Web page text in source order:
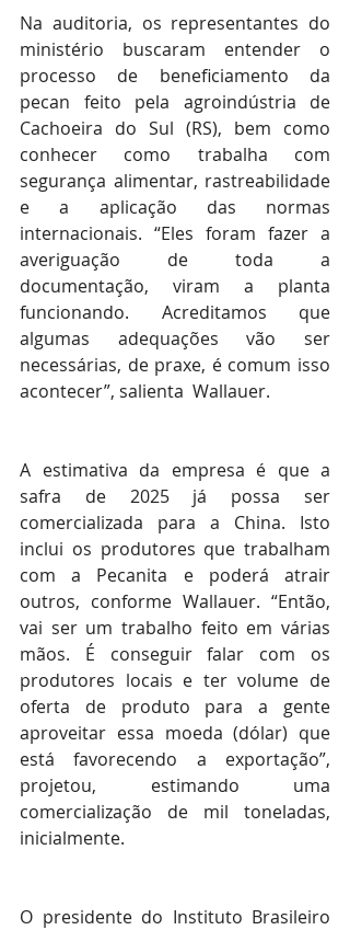
Na auditoria, os representantes do
ministério buscaram entender o
processo de beneficiamento da
pecan feito pela agroindústria de
Cachoeira do Sul (RS), bem como
conhecer como trabalha com
segurança alimentar, rastreabilidade
e a aplicação das normas
internacionais. “Eles foram fazer a
averiguação de toda a
documentação, viram a planta
funcionando. Acreditamos que
algumas adequações vão ser
necessárias, de praxe, é comum isso
acontecer”, salienta  Wallauer.
A estimativa da empresa é que a
safra de 2025 já possa ser
comercializada para a China. Isto
inclui os produtores que trabalham
com a Pecanita e poderá atrair
outros, conforme Wallauer. “Então,
vai ser um trabalho feito em várias
mãos. É conseguir falar com os
produtores locais e ter volume de
oferta de produto para a gente
aproveitar essa moeda (dólar) que
está favorecendo a exportação”,
projetou, estimando uma
comercialização de mil toneladas,
inicialmente.
O presidente do Instituto Brasileiro